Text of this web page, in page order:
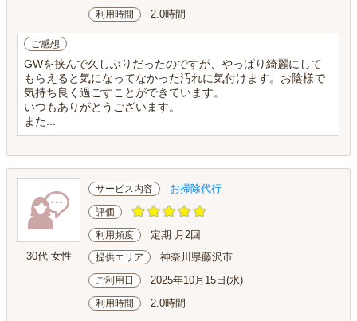
利用時間 2.0時間
ご感想
GWを挟んで久しぶりだったのですが、やっぱり綺麗にして
もらえると気になってなかった汚れに気付けます。お陰様で
気持ち良く過ごすことができています。
いつもありがとうございます。
また...
30代 女性
サービス内容 お掃除代行
評価
利用頻度 定期 月2回
提供エリア 神奈川県藤沢市
ご利用日 2025年10月15日(水)
利用時間 2.0時間